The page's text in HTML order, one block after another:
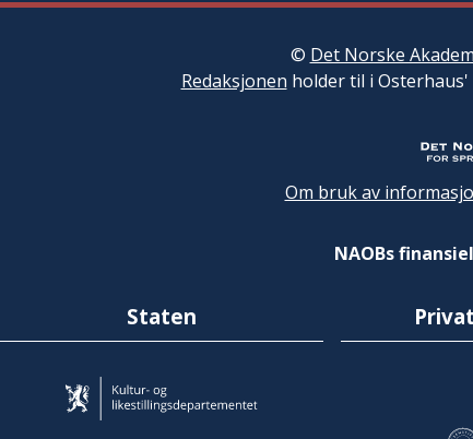
© Det Norske
Redaksjonen holder til i Osterhaus'
Om bruk av
NAOBs
Staten